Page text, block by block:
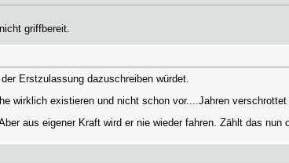
griffbereit.
Erstzulassung dazuschreiben würdet.
wirklich existieren und nicht schon vor....Jahren verschrottet
aus eigener Kraft wird er nie wieder fahren. Zählt das nun